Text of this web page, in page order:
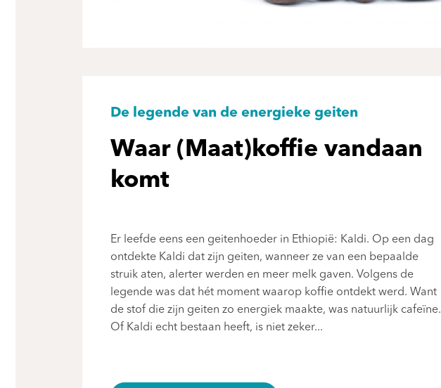
De legende van de energieke geiten
Waar (Maat)koffie vandaan
komt
Er leefde eens een geitenhoeder in Ethiopië: Kaldi. Op een dag
ontdekte Kaldi dat zijn geiten, wanneer ze van een bepaalde
struik aten, alerter werden en meer melk gaven. Volgens de
legende was dat hét moment waarop koffie ontdekt werd. Want
de stof die zijn geiten zo energiek maakte, was natuurlijk cafeïne.
Of Kaldi echt bestaan heeft, is niet zeker...